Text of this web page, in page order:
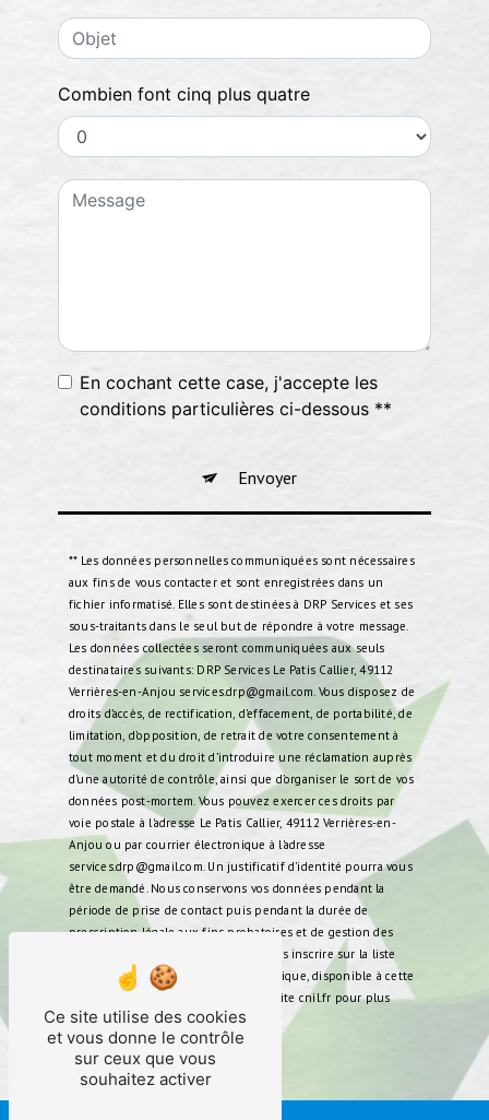
Combien font cinq plus quatre
En cochant cette case, j'accepte les
conditions particulières ci-dessous **
Envoyer
** Les données personnelles communiquées sont nécessaires
aux fins de vous contacter et sont enregistrées dans un
fichier informatisé. Elles sont destinées à DRP Services et ses
sous-traitants dans le seul but de répondre à votre message.
Les données collectées seront communiquées aux seuls
destinataires suivants: DRP Services Le Patis Callier, 49112
Verrières-en-Anjou services.drp@gmail.com. Vous disposez de
droits d’accès, de rectification, d’effacement, de portabilité, de
limitation, d’opposition, de retrait de votre consentement à
tout moment et du droit d’introduire une réclamation auprès
d’une autorité de contrôle, ainsi que d’organiser le sort de vos
données post-mortem. Vous pouvez exercer ces droits par
voie postale à l'adresse Le Patis Callier, 49112 Verrières-en-
Anjou ou par courrier électronique à l'adresse
services.drp@gmail.com. Un justificatif d'identité pourra vous
être demandé. Nous conservons vos données pendant la
période de prise de contact puis pendant la durée de
prescription légale aux fins probatoires et de gestion des
contentieux. Vous avez le droit de vous inscrire sur la liste
d'opposition au démarchage téléphonique, disponible à cette
. Consultez le site cnil.fr pour plus
d’informations sur vos droits.
Ce site utilise des cookies
et vous donne le contrôle
sur ceux que vous
souhaitez activer